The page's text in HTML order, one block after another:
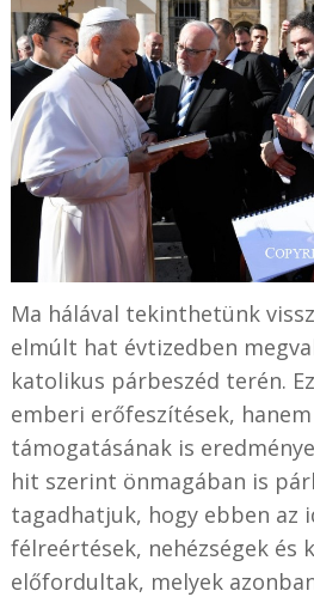
Ma hálával tekinthetünk
elmúlt hat évtizedben
katolikus párbeszéd terén.
emberi erőfeszítések,
támogatásának is
hit szerint önmagában is
tagadhatjuk, hogy ebben az
félreértések, nehézségek és
előfordultak, melyek